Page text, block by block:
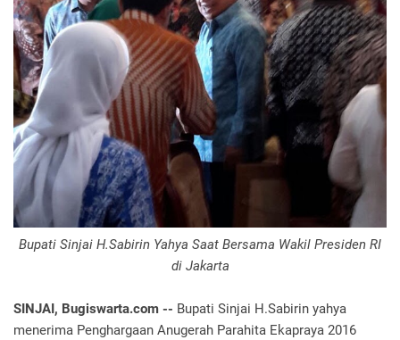
Bupati Sinjai H.Sabirin Yahya Saat Bersama Wakil Presiden RI
di Jakarta‎
SINJAI, Bugiswarta.com -- Bupati Sinjai H.Sabirin yahya
menerima Penghargaan Anugerah Parahita Ekapraya 2016